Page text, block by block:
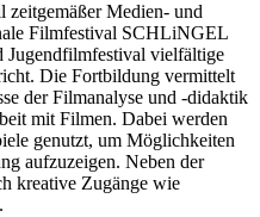
zeitgemäßer Medien- und
Filmfestival SCHLiNGEL
Jugendfilmfestival vielfältige
Die Fortbildung vermittelt
der Filmanalyse und -didaktik
mit Filmen. Dabei werden
genutzt, um Möglichkeiten
aufzuzeigen. Neben der
kreative Zugänge wie